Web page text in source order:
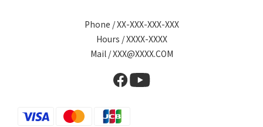
Phone / XX-XXX-XXX-XXX
Hours / XXXX-XXXX
Mail / XXX@XXXX.COM